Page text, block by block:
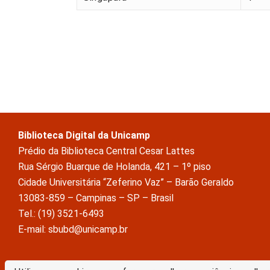
Biblioteca Digital da Unicamp
Prédio da Biblioteca Central Cesar Lattes
Rua Sérgio Buarque de Holanda, 421 – 1º piso
Cidade Universitária “Zeferino Vaz” – Barão Geraldo
13083-859 – Campinas – SP – Brasil
Tel.: (19) 3521-6493
E-mail: sbubd@unicamp.br